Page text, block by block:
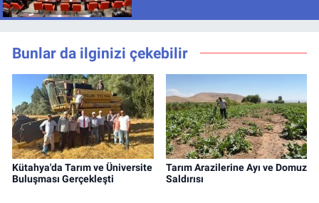
Bunlar da ilginizi çekebilir
Kütahya'da Tarım ve Üniversite
Buluşması Gerçekleşti
Tarım Arazilerine Ayı ve Domuz
Saldırısı